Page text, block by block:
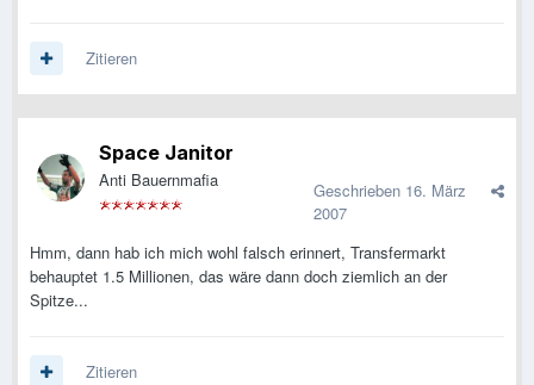
Zitieren
Space Janitor
Anti Bauernmafia Geschrieben 16. März
2007
Hmm, dann hab ich mich wohl falsch erinnert, Transfermarkt
behauptet 1.5 Millionen, das wäre dann doch ziemlich an der
Spitze...
Zitieren